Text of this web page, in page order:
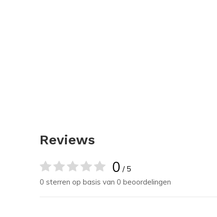
Reviews
0 / 5
0 sterren op basis van 0 beoordelingen